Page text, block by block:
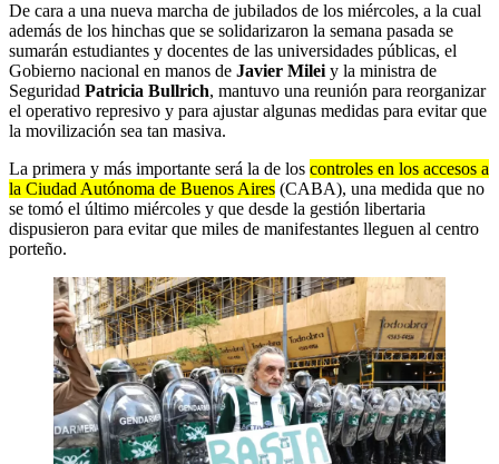
De cara a una nueva marcha de jubilados de los miércoles, a la cual
además de los hinchas que se solidarizaron la semana pasada se
sumarán estudiantes y docentes de las universidades públicas, el
Gobierno nacional en manos de Javier Milei y la ministra de
Seguridad Patricia Bullrich, mantuvo una reunión para reorganizar
el operativo represivo y para ajustar algunas medidas para evitar que
la movilización sea tan masiva.
La primera y más importante será la de los controles en los accesos a
la Ciudad Autónoma de Buenos Aires (CABA), una medida que no
se tomó el último miércoles y que desde la gestión libertaria
dispusieron para evitar que miles de manifestantes lleguen al centro
porteño.